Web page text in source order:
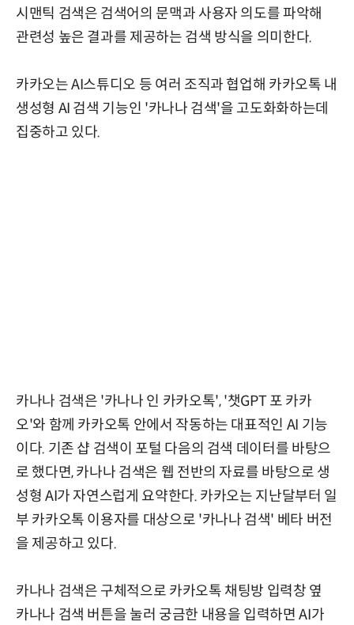
시맨틱 검색은 검색어의 문맥과 사용자 의도를 파악해
관련성 높은 결과를 제공하는 검색 방식을 의미한다.
카카오는 AI스튜디오 등 여러 조직과 협업해 카카오톡 내
생성형 AI 검색 기능인 '카나나 검색'을 고도화화하는데
집중하고 있다.
카나나 검색은 '카나나 인 카카오톡', '챗GPT 포 카카
오'와 함께 카카오톡 안에서 작동하는 대표적인 AI 기능
이다. 기존 샵 검색이 포털 다음의 검색 데이터를 바탕으
로 했다면, 카나나 검색은 웹 전반의 자료를 바탕으로 생
성형 AI가 자연스럽게 요약한다. 카카오는 지난달부터 일
부 카카오톡 이용자를 대상으로 '카나나 검색' 베타 버전
을 제공하고 있다.
카나나 검색은 구체적으로 카카오톡 채팅방 입력창 옆
카나나 검색 버튼을 눌러 궁금한 내용을 입력하면 AI가